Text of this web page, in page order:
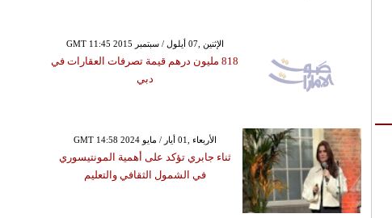
GMT 11:45 2015 الإثنين ,07 أيلول / سبتمبر
818 مليون درهم قيمة تصرفات العقارات في
دبي
GMT 14:58 2024 الأربعاء ,01 أيار / مايو
ثناء جابري تؤكد على أهمية المونتيسوري
في الشمول الثقافي والتعليم